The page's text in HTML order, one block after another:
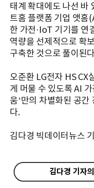
태계 확대에도 나선 바
트홈 플랫폼 기업 앳
한 가전·IoT 기기를 연
역량을 선제적으로 확
구축한 것으로 풀이된
오준환 LG전자 HS CX
게 머물 수 있도록 AI
움’만의 차별화된 공간
다.
김다경 빅데이터뉴스
김다경 기자